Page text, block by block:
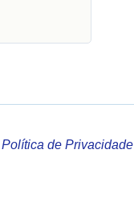
Política de Privacidade